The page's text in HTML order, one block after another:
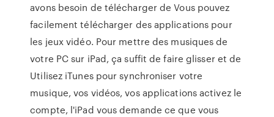
avons besoin de télécharger de Vous pouvez
facilement télécharger des applications pour
les jeux vidéo. Pour mettre des musiques de
votre PC sur iPad, ça suffit de faire glisser et de
Utilisez iTunes pour synchroniser votre
musique, vos vidéos, vos applications activez le
compte, l'iPad vous demande ce que vous